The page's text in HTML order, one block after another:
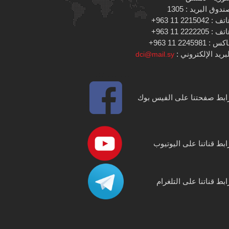
البريد : 1305
: 2215042 11 963+
: 2222205 11 963+
: 2245981 11 963+
الإلكتروني : dci@mail.sy
صفحتنا على الفيس بوك
قناتنا على اليوتيوب
قناتنا على التلغرام